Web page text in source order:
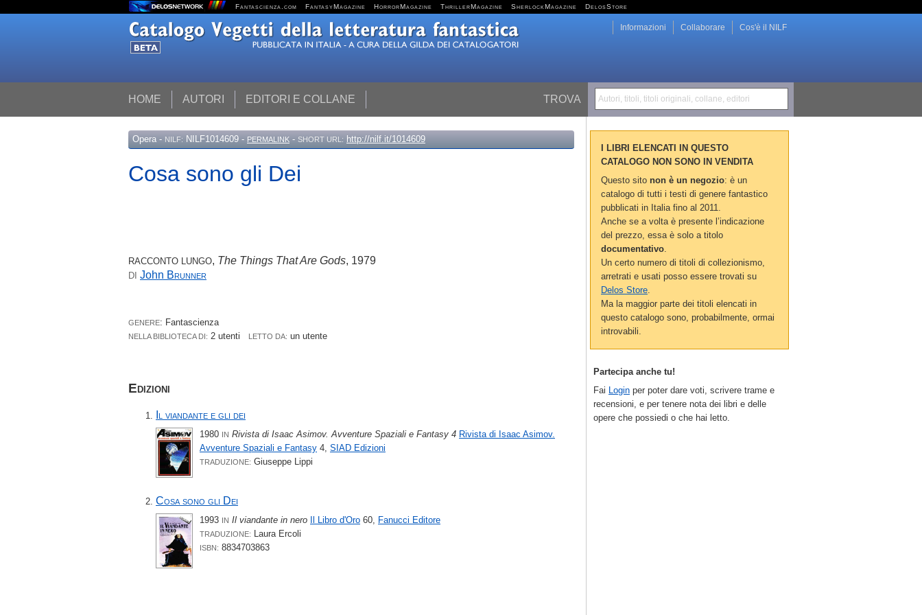
Fantascienza.com FantasyMagazine HorrorMagazine ThrillerMagazine SherlockMagazine DelosStore
TROVA Autori, titoli, titoli originali, collane, editori
HOME AUTORI EDITORI E COLLANE
Cos'è il NILF
Collaborare
Informazioni
Opera - NILF: NILF1014609 - PERMALINK - SHORT URL: http://nilf.it/1014609
Cosa sono gli Dei
RACCONTO LUNGO, The Things That Are Gods, 1979
DI John Brunner
GENERE: Fantascienza
NELLA BIBLIOTECA DI: 2 utenti LETTO DA: un utente
Edizioni
Il viandante e gli dei
1980 IN Rivista di Isaac Asimov. Avventure Spaziali e Fantasy 4 Rivista di Isaac Asimov.
Avventure Spaziali e Fantasy 4, SIAD Edizioni
TRADUZIONE: Giuseppe Lippi
Cosa sono gli Dei
1993 IN Il viandante in nero Il Libro d'Oro 60, Fanucci Editore
TRADUZIONE: Laura Ercoli
ISBN: 8834703863
I LIBRI ELENCATI IN QUESTO
CATALOGO NON SONO IN VENDITA
Questo sito non è un negozio: è un
catalogo di tutti i testi di genere fantastico
pubblicati in Italia fino al 2011.
Anche se a volta è presente l’indicazione
del prezzo, essa è solo a titolo
documentativo
Un certo numero di titoli di collezionismo,
arretrati e usati posso essere trovati su
Delos Store
Ma la maggior parte dei titoli elencati in
questo catalogo sono, probabilmente, ormai
introvabili.
Partecipa anche tu!
Fai Login per poter dare voti, scrivere trame e
recensioni, e per tenere nota dei libri e delle
opere che possiedi o che hai letto.